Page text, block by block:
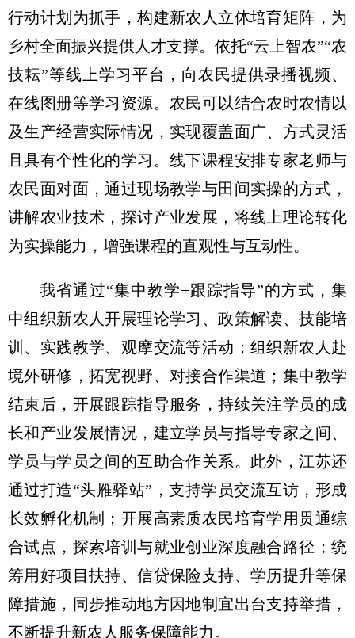
行动计划为抓手，构建新农人立体培育矩阵，为
乡村全面振兴提供人才支撑。依托“云上智农”“农
技耘”等线上学习平台，向农民提供录播视频、
在线图册等学习资源。农民可以结合农时农情以
及生产经营实际情况，实现覆盖面广、方式灵活
且具有个性化的学习。线下课程安排专家老师与
农民面对面，通过现场教学与田间实操的方式，
讲解农业技术，探讨产业发展，将线上理论转化
为实操能力，增强课程的直观性与互动性。
我省通过“集中教学+跟踪指导”的方式，集
中组织新农人开展理论学习、政策解读、技能培
训、实践教学、观摩交流等活动；组织新农人赴
境外研修，拓宽视野、对接合作渠道；集中教学
结束后，开展跟踪指导服务，持续关注学员的成
长和产业发展情况，建立学员与指导专家之间、
学员与学员之间的互助合作关系。此外，江苏还
通过打造“头雁驿站”，支持学员交流互访，形成
长效孵化机制；开展高素质农民培育学用贯通综
合试点，探索培训与就业创业深度融合路径；统
筹用好项目扶持、信贷保险支持、学历提升等保
障措施，同步推动地方因地制宜出台支持举措，
不断提升新农人服务保障能力。